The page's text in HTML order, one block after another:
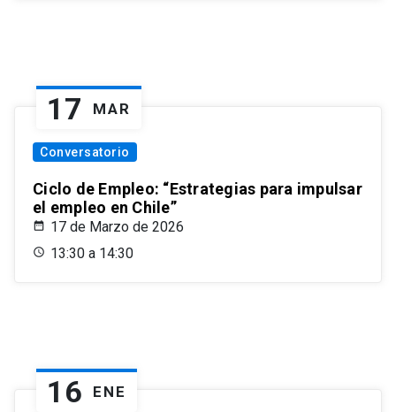
17 MAR
Conversatorio
Ciclo de Empleo: “Estrategias para impulsar
el empleo en Chile”
17 de Marzo de 2026
13:30 a 14:30
16 ENE